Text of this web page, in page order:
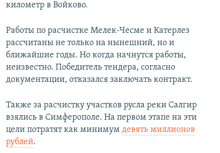
километр в Войково.
Работы по расчистке Мелек-Чесме и Катерлез
рассчитаны не только на нынешний, но и
ближайшие годы. Но когда начнутся работы,
неизвестно. Победитель тендера, согласно
документации, отказался заключать контракт.
Также за расчистку участков русла реки Салгир
взялись в Симферополе. На первом этапе на эти
цели потратят как минимум девять миллионов
рублей.